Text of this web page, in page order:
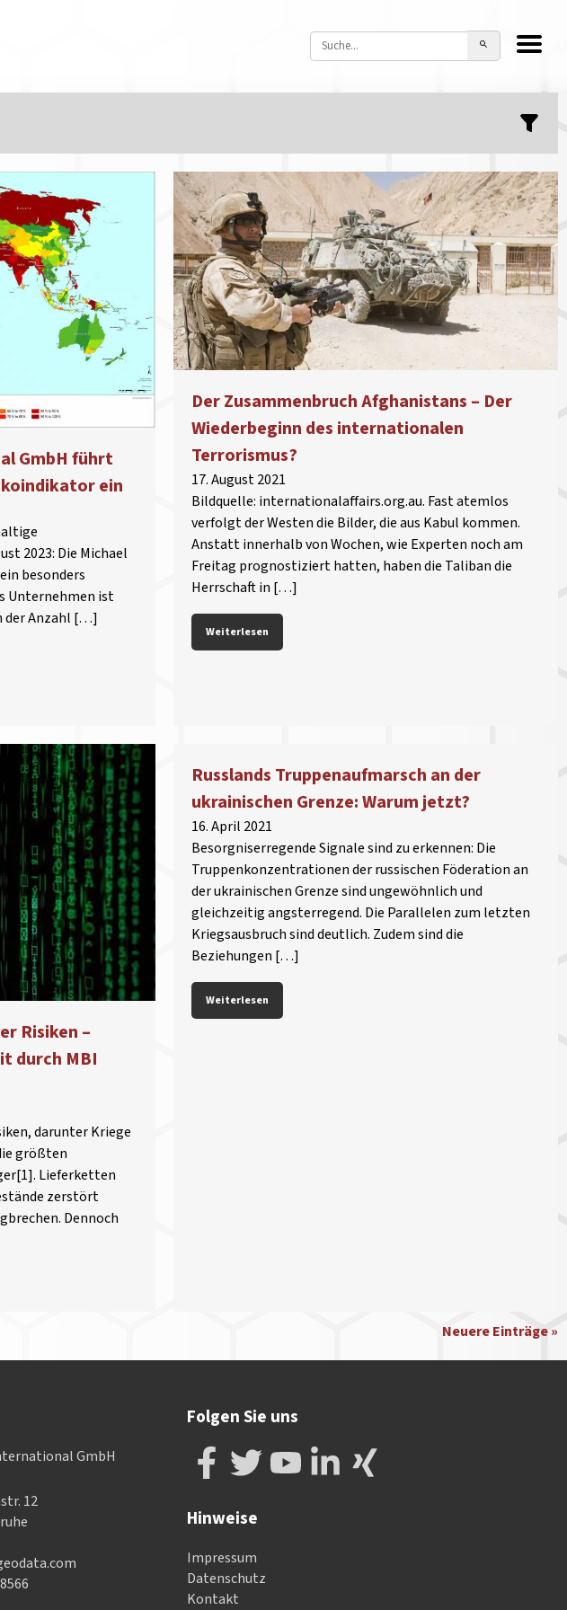
GmbH führt
ein
2023: Die Michael
besonders
Unternehmen ist
der Anzahl […]
Der Zusammenbruch Afghanistans – Der
Wiederbeginn des internationalen
Terrorismus?
17. August 2021
Bildquelle: internationalaffairs.org.au. Fast atemlos
verfolgt der Westen die Bilder, die aus Kabul kommen.
Anstatt innerhalb von Wochen, wie Experten noch am
Freitag prognostiziert hatten, haben die Taliban die
Herrschaft in […]
Weiterlesen
Risiken –
durch MBI
darunter Kriege
größten
Lieferketten
zerstört
Dennoch
Russlands Truppenaufmarsch an der
ukrainischen Grenze: Warum jetzt?
16. April 2021
Besorgniserregende Signale sind zu erkennen: Die
Truppenkonzentrationen der russischen Föderation an
der ukrainischen Grenze sind ungewöhnlich und
gleichzeitig angsterregend. Die Parallelen zum letzten
Kriegsausbruch sind deutlich. Zudem sind die
Beziehungen […]
Weiterlesen
Neuere Einträge »
GmbH
12
Folgen Sie uns
Hinweise
Impressum
Datenschutz
Kontakt